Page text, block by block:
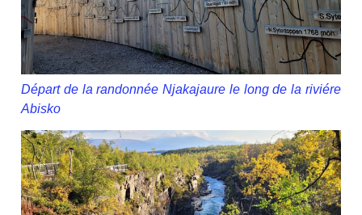
Départ de la randonnée Njakajaure le long de la riviére
Abisko